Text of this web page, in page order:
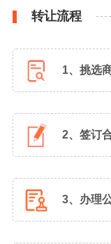
转让流程
1、挑选
2、签订
3、办理